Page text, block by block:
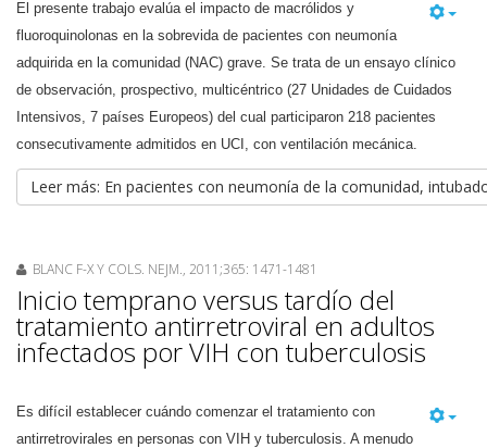
El presente trabajo evalúa el impacto de macrólidos y
fluoroquinolonas en la sobrevida de pacientes con neumonía
adquirida en la comunidad (NAC) grave. Se trata de un ensayo clínico
de observación, prospectivo, multicéntrico (27 Unidades de Cuidados
Intensivos, 7 países Europeos) del cual participaron 218 pacientes
consecutivamente admitidos en UCI, con ventilación mecánica.
Leer más: En pacientes con neumonía de la comunidad,
BLANC F-X Y COLS. NEJM., 2011;365: 1471-1481
Inicio temprano versus tardío del
tratamiento antirretroviral en adultos
infectados por VIH con tuberculosis
Es difícil establecer cuándo comenzar el tratamiento con
antirretrovirales en personas con VIH y tuberculosis. A menudo